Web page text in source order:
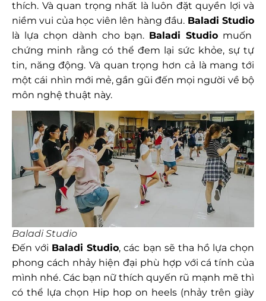
thích. Và quan trọng nhất là luôn đặt quyền lợi và
niềm vui của học viên lên hàng đầu. Baladi Studio
là lựa chọn dành cho bạn. Baladi Studio muốn
chứng minh rằng có thể đem lại sức khỏe, sự tự
tin, năng động. Và quan trọng hơn cả là mang tới
một cái nhìn mới mẻ, gần gũi đến mọi người về bộ
môn nghệ thuật này.
Baladi Studio
Đến với Baladi Studio, các bạn sẽ tha hồ lựa chọn
phong cách nhảy hiện đại phù hợp với cá tính của
mình nhé. Các bạn nữ thích quyến rũ mạnh mẽ thì
có thể lựa chọn Hip hop on heels (nhảy trên giày